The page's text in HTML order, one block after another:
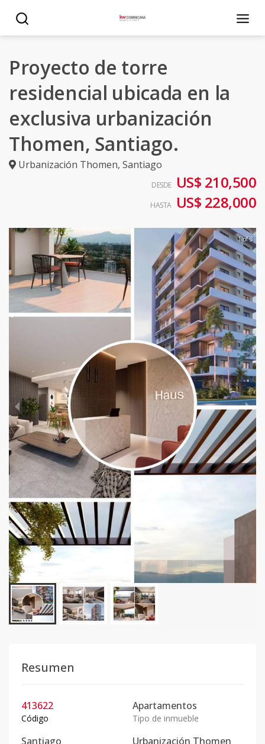
Proyecto de torre
residencial ubicada en la
exclusiva urbanización
Thomen, Santiago.
Urbanización Thomen, Santiago
DESDE US$ 210,500
HASTA US$ 228,000
1 of 3
Resumen
413622
Código
Apartamentos
Tipo de inmueble
Santiago Urbanización Thomen